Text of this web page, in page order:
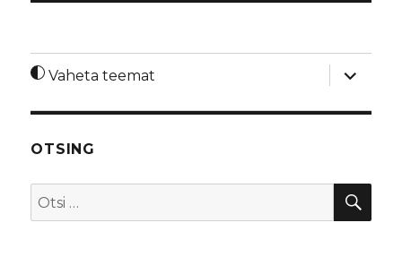
Vaheta teemat
laienda
OTSING
Otsi: